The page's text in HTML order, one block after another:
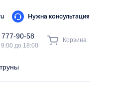
Нужна консультация
90-58
до 18:00
Корзина